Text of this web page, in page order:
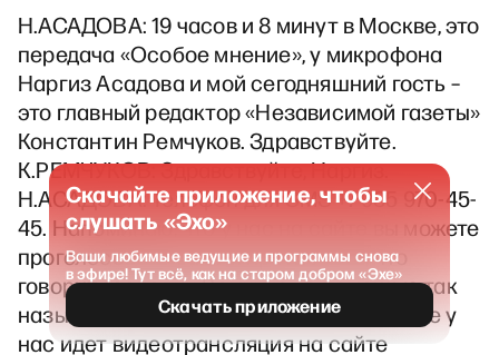
Н.АСАДОВА: 19 часов и 8 минут в Москве, это
передача «Особое мнение», у микрофона
Наргиз Асадова и мой сегодняшний гость –
это главный редактор «Независимой газеты»
Константин Ремчуков. Здравствуйте.
К.РЕМЧУКОВ: Здравствуйте, Наргиз.
Н.АСАДОВА: Телефон для SMS +7 985 970-45-
45. Напоминаю, что у нас на сайте вы можете
проголосовать за или против того, что
говорит господин Ремчуков с помощью так
называемой кардиограммы эфира. Также у
нас идет видеотрансляция на сайте
Скачайте приложение, чтобы
слушать «Эхо»
Ваши любимые ведущие и программы снова
в эфире! Тут всё, как на старом добром «Эхе»
Скачать приложение